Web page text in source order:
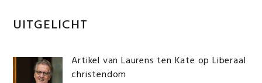
Primaire
Sidebar
UITGELICHT
Artikel van Laurens ten Kate op Liberaal
christendom